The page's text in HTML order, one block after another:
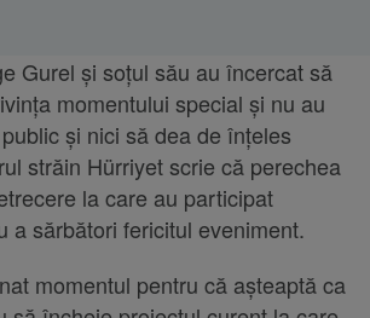
Gurel și soțul său au încercat să
momentului special și nu au
și nici să dea de înțeles
străin Hürriyet scrie că perechea
la care au participat
a sărbători fericitul eveniment.
momentul pentru că așteaptă ca